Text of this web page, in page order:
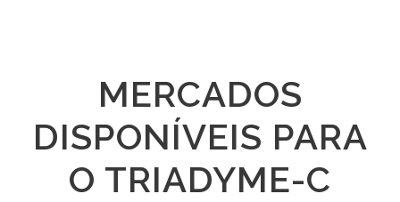
MERCADOS
DISPONÍVEIS PARA
O TRIADYME-C